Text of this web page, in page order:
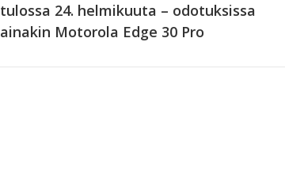
tulossa 24. helmikuuta – odotuksissa
ainakin Motorola Edge 30 Pro